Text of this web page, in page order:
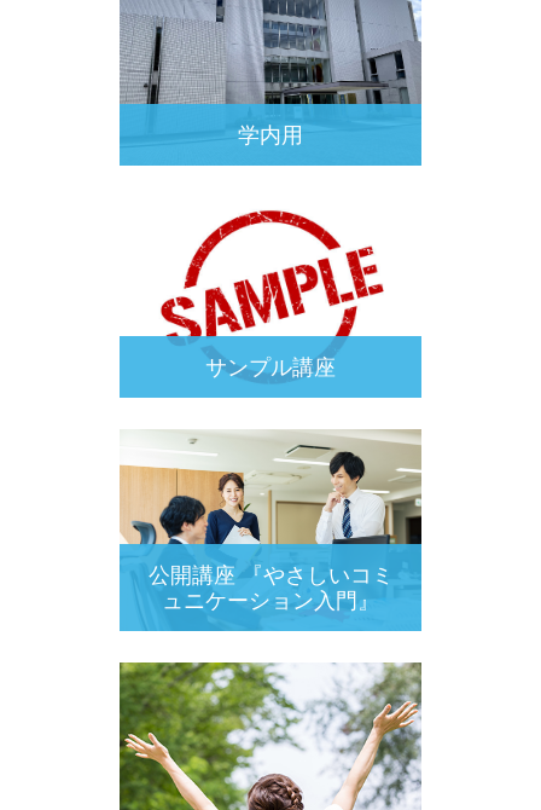
学内用
サンプル講座
公開講座 『やさしいコミ
ュニケーション入門』